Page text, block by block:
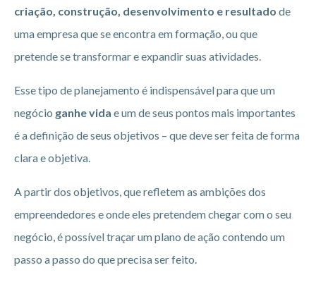
criação, construção, desenvolvimento e resultado de
uma empresa que se encontra em formação, ou que
pretende se transformar e expandir suas atividades.
Esse tipo de planejamento é indispensável para que um
negócio ganhe vida e um de seus pontos mais importantes
é a definição de seus objetivos – que deve ser feita de forma
clara e objetiva.
A partir dos objetivos, que refletem as ambições dos
empreendedores e onde eles pretendem chegar com o seu
negócio, é possível traçar um plano de ação contendo um
passo a passo do que precisa ser feito.